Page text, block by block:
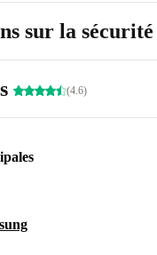
sur la
(4.6)